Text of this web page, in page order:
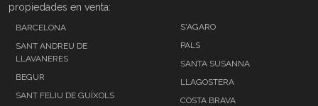
propiedades en venta:
BARCELONA
SANT ANDREU DE
LLAVANERES
BEGUR
SANT FELIU DE GUÍXOLS
S'AGARO
PALS
SANTA SUSANNA
LLAGOSTERA
COSTA BRAVA